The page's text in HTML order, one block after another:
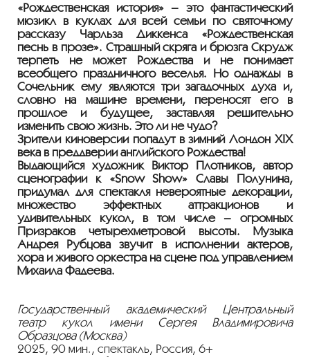
«Рождественская история» – это фантастический
мюзикл в куклах для всей семьи по святочному
рассказу Чарльза Диккенса «Рождественская
песнь в прозе». Страшный скряга и брюзга Скрудж
терпеть не может Рождества и не понимает
всеобщего праздничного веселья. Но однажды в
Сочельник ему являются три загадочных духа и,
словно на машине времени, переносят его в
прошлое и будущее, заставляя решительно
изменить свою жизнь. Это ли не чудо?
Зрители киноверсии попадут в зимний Лондон XIX
века в преддверии английского Рождества!
Выдающийся художник Виктор Плотников, автор
сценографии к «Snow Show» Славы Полунина,
придумал для спектакля невероятные декорации,
множество эффектных аттракционов и
удивительных кукол, в том числе – огромных
Призраков четырехметровой высоты. Музыка
Андрея Рубцова звучит в исполнении актеров,
хора и живого оркестра на сцене под управлением
Михаила Фадеева.
Государственный академический Центральный
театр кукол имени Сергея Владимировича
Образцова (Москва)
2025, 90 мин., спектакль, Россия, 6+